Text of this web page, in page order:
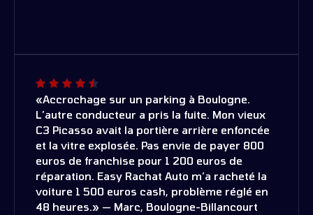
«Accrochage sur un parking à Boulogne.
L’autre conducteur a pris la fuite. Mon vieux
C3 Picasso avait la portière arrière enfoncée
et la vitre explosée. Pas envie de payer 800
euros de franchise pour 1 200 euros de
réparation. Easy Rachat Auto m’a racheté la
voiture 1 500 euros cash, problème réglé en
48 heures.» — Marc, Boulogne-Billancourt